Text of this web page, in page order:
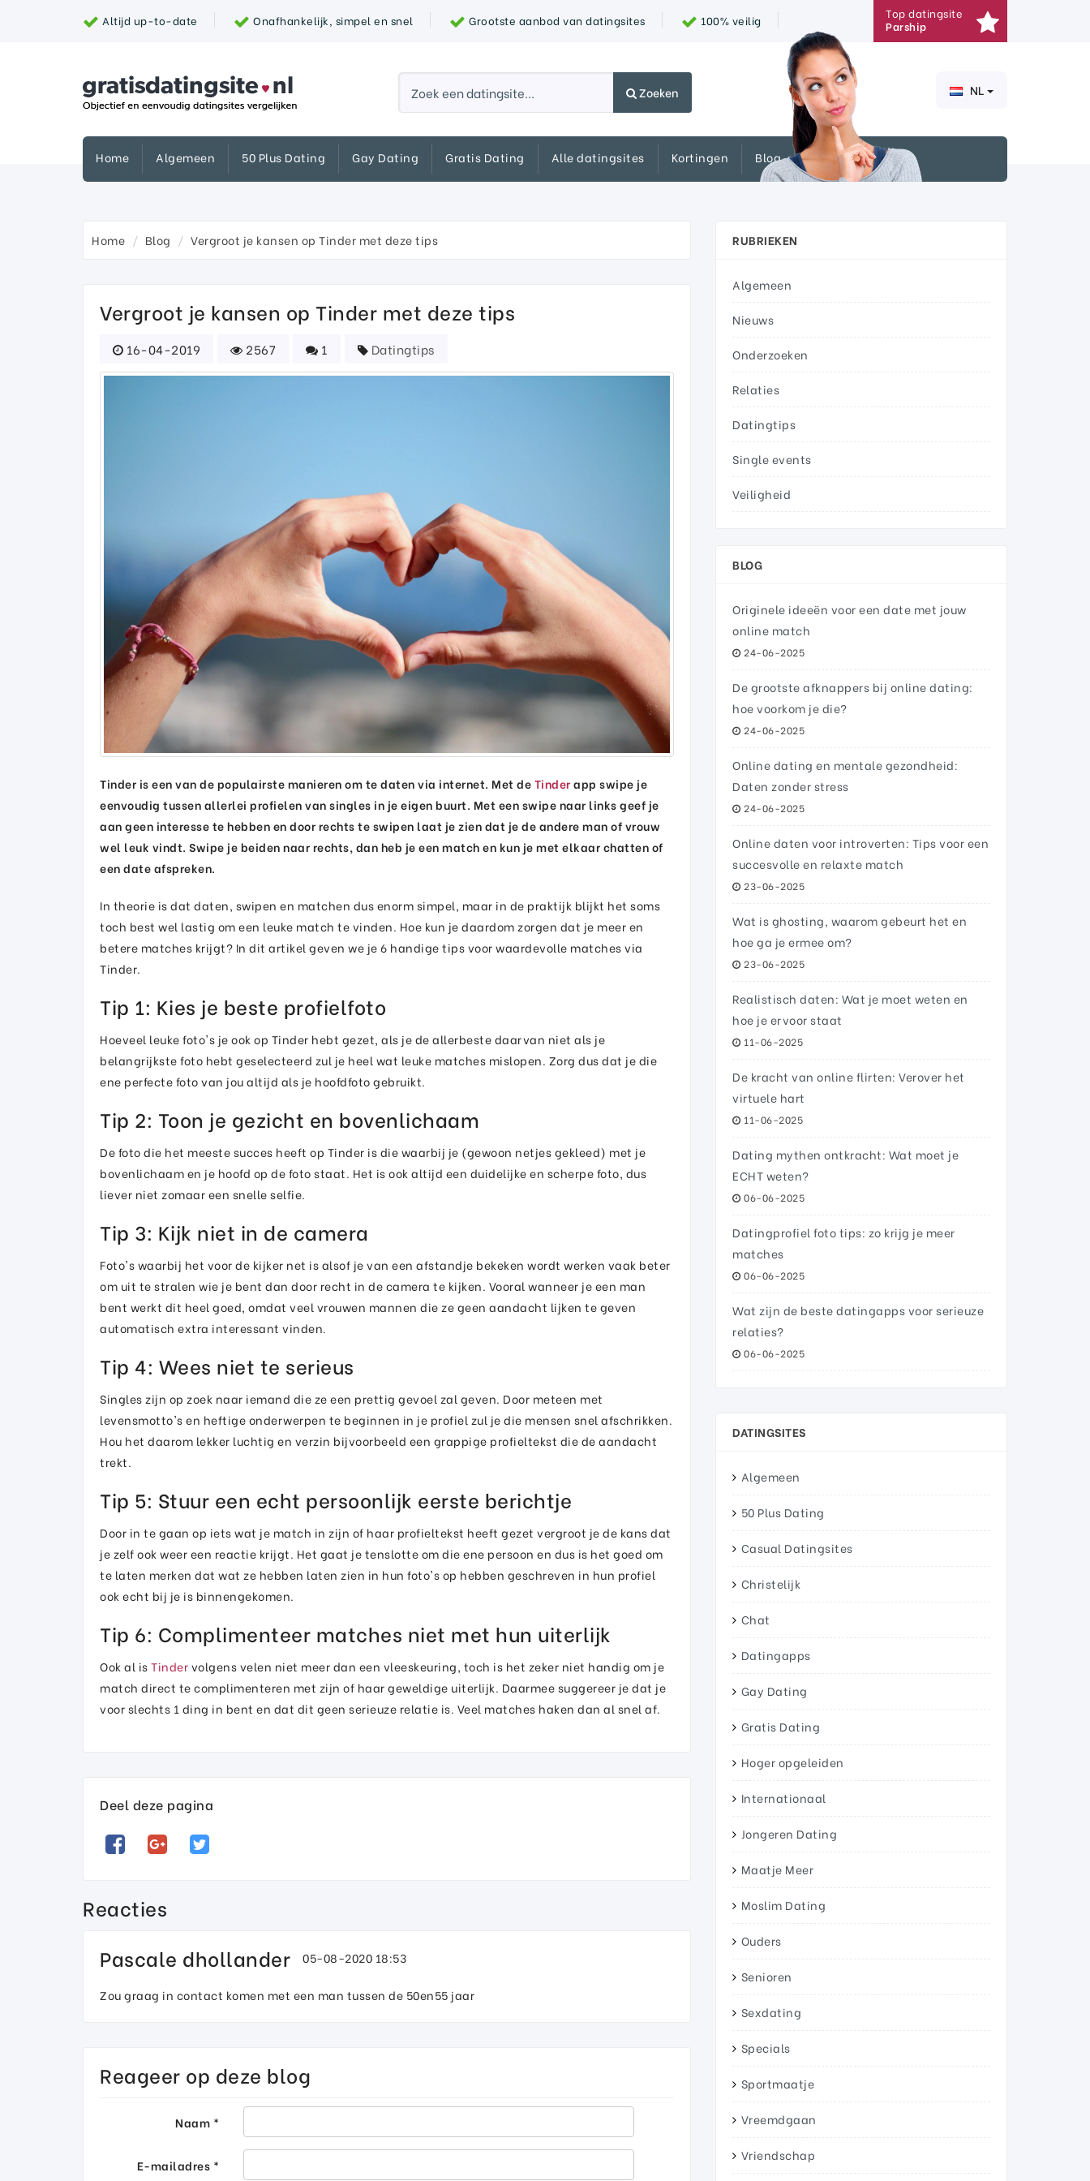
Altijd up-to-date Onafhankelijk, simpel en snel Grootste aanbod van datingsites 100% veilig
Top datingsite
Parship
Zoeken NL
Home Algemeen 50 Plus Dating Gay Dating Gratis Dating Alle datingsites Kortingen Blog
Home Blog Vergroot je kansen op Tinder met deze tips
Vergroot je kansen op Tinder met deze tips
16-04-2019 2567 1 Datingtips
Tinder is een van de populairste manieren om te daten via internet. Met deTinderapp swipe je
eenvoudig tussen allerlei profielen van singles in je eigen buurt. Met een swipe naar links geef je
aan geen interesse te hebben en door rechts te swipen laat je zien dat je de andere man of vrouw
wel leuk vindt. Swipe je beiden naar rechts, dan heb je een match en kun je met elkaar chatten of
een date afspreken.
In theorie is dat daten, swipen en matchen dus enorm simpel, maar in de praktijk blijkt het soms
toch best wel lastig om een leuke match te vinden. Hoe kun je daardom zorgen dat je meer en
betere matches krijgt? In dit artikel geven we je 6 handige tips voor waardevolle matches via
Tinder.
Tip 1: Kies je beste profielfoto
Hoeveel leuke foto's je ook op Tinder hebt gezet, als je de allerbeste daarvan niet als je
belangrijkste foto hebt geselecteerd zul je heel wat leuke matches mislopen. Zorg dus dat je die
ene perfecte foto van jou altijd als je hoofdfoto gebruikt.
Tip 2: Toon je gezicht en bovenlichaam
De foto die het meeste succes heeft op Tinder is die waarbij je (gewoon netjes gekleed) met je
bovenlichaam en je hoofd op de foto staat. Het is ook altijd een duidelijke en scherpe foto, dus
liever niet zomaar een snelle selfie.
Tip 3: Kijk niet in de camera
Foto's waarbij het voor de kijker net is alsof je van een afstandje bekeken wordt werken vaak beter
om uit te stralen wie je bent dan door recht in de camera te kijken. Vooral wanneer je een man
bent werkt dit heel goed, omdat veel vrouwen mannen die ze geen aandacht lijken te geven
automatisch extra interessant vinden.
Tip 4: Wees niet te serieus
Singles zijn op zoek naar iemand die ze een prettig gevoel zal geven. Door meteen met
levensmotto's en heftige onderwerpen te beginnen in je profiel zul je die mensen snel afschrikken.
Hou het daarom lekker luchtig en verzin bijvoorbeeld een grappige profieltekst die de aandacht
trekt.
Tip 5: Stuur een echt persoonlijk eerste berichtje
Door in te gaan op iets wat je match in zijn of haar profieltekst heeft gezet vergroot je de kans dat
je zelf ook weer een reactie krijgt. Het gaat je tenslotte om die ene persoon en dus is het goed om
te laten merken dat wat ze hebben laten zien in hun foto's op hebben geschreven in hun profiel
ook echt bij je is binnengekomen.
Tip 6: Complimenteer matches niet met hun uiterlijk
Ook al isTindervolgens velen niet meer dan een vleeskeuring, toch is het zeker niet handig om je
match direct te complimenteren met zijn of haar geweldige uiterlijk. Daarmee suggereer je dat je
voor slechts 1 ding in bent en dat dit geen serieuze relatie is. Veel matches haken dan al snel af.
Deel deze pagina
Reacties
Pascale dhollander
05-08-2020 18:53
Zou graag in contact komen met een man tussen de 50en55 jaar
Reageer op deze blog
Naam *
E-mailadres *
RUBRIEKEN
Algemeen
Nieuws
Onderzoeken
Relaties
Datingtips
Single events
Veiligheid
BLOG
Originele ideeën voor een date met jouw
online match
24-06-2025
De grootste afknappers bij online dating:
hoe voorkom je die?
24-06-2025
Online dating en mentale gezondheid:
Daten zonder stress
24-06-2025
Online daten voor introverten: Tips voor een
succesvolle en relaxte match
23-06-2025
Wat is ghosting, waarom gebeurt het en
hoe ga je ermee om?
23-06-2025
Realistisch daten: Wat je moet weten en
hoe je ervoor staat
11-06-2025
De kracht van online flirten: Verover het
virtuele hart
11-06-2025
Dating mythen ontkracht: Wat moet je
ECHT weten?
06-06-2025
Datingprofiel foto tips: zo krijg je meer
matches
06-06-2025
Wat zijn de beste datingapps voor serieuze
relaties?
06-06-2025
DATINGSITES
Algemeen
50 Plus Dating
Casual Datingsites
Christelijk
Chat
Datingapps
Gay Dating
Gratis Dating
Hoger opgeleiden
Internationaal
Jongeren Dating
Maatje Meer
Moslim Dating
Ouders
Senioren
Sexdating
Specials
Sportmaatje
Vreemdgaan
Vriendschap